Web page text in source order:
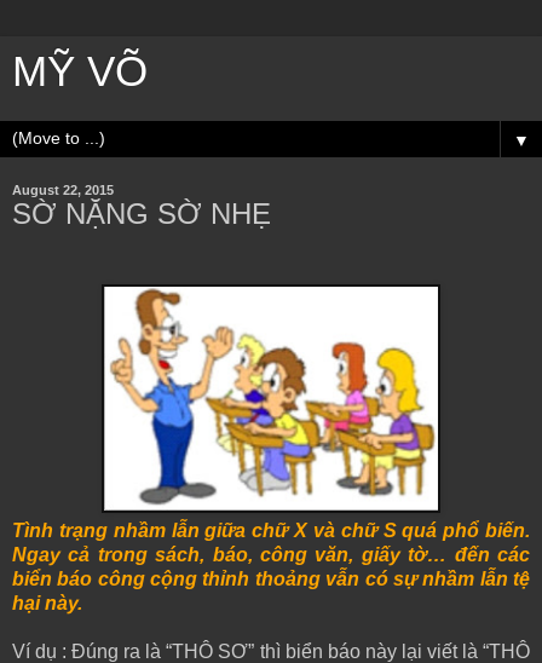
MỸ VÕ
▼
August 22, 2015
SỜ NẶNG SỜ NHẸ
Tình trạng nhầm lẫn giữa chữ X và chữ S quá phổ biến.
Ngay cả trong sách, báo, công văn, giấy tờ… đến các
biển báo công cộng thỉnh thoảng vẫn có sự nhầm lẫn tệ
hại này.
Ví dụ : Đúng ra là “THÔ SƠ” thì biển báo này lại viết là “THÔ